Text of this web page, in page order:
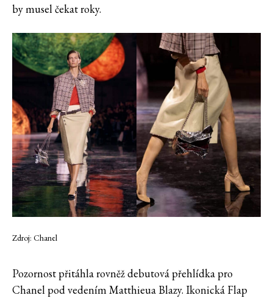
by musel čekat roky.
Zdroj: Chanel
Pozornost přitáhla rovněž debutová přehlídka pro
Chanel pod vedením Matthieua Blazy. Ikonická Flap